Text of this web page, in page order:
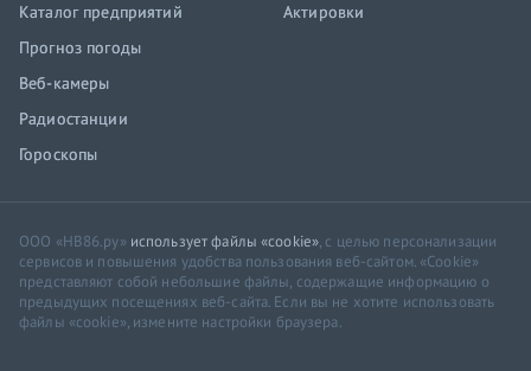
Каталог предприятий
Прогноз погоды
Веб-камеры
Радиостанции
Гороскопы
Актировки
ООО «НВ86.ру» использует файлы «cookie», с целью персонализации
сервисов и повышения удобства пользования веб-сайтом. «Cookie»
представляют собой небольшие файлы, содержащие информацию о
предыдущих посещениях веб-сайта. Если вы не хотите использовать
файлы «cookie», измените настройки браузера.